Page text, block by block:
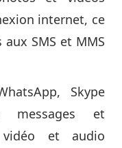
internet, ce
SMS et MMS
Skype
messages et
vidéo et audio